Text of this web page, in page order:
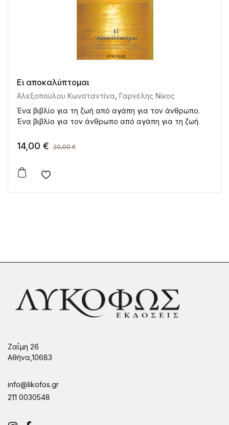
Ει αποκαλύπτομαι
Αλεξοπούλου Κωνσταντίνα Γαρνέλης Νίκος
Ένα βιβλίο για τη ζωή από αγάπη για τον άνθρωπο.
Ένα βιβλίο για τον άνθρωπο από αγάπη για τη ζωή.
14,00 € 20,00€
Add to wishlist
Ζαΐμη 26
Αθήνα,10683
info@likofos.gr
211 0030548